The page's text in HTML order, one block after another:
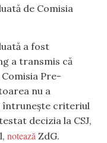
de Comisia
a fost
a transmis că
Pre-
nu a
întrunește criteriul
decizia la CSJ,
notează ZdG.